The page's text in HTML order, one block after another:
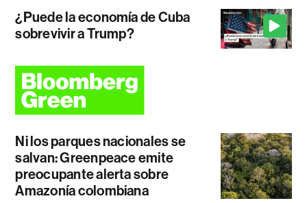
¿Puede la economía de Cuba
sobrevivir a Trump?
Ni los parques nacionales se
salvan: Greenpeace emite
preocupante alerta sobre
Amazonía colombiana